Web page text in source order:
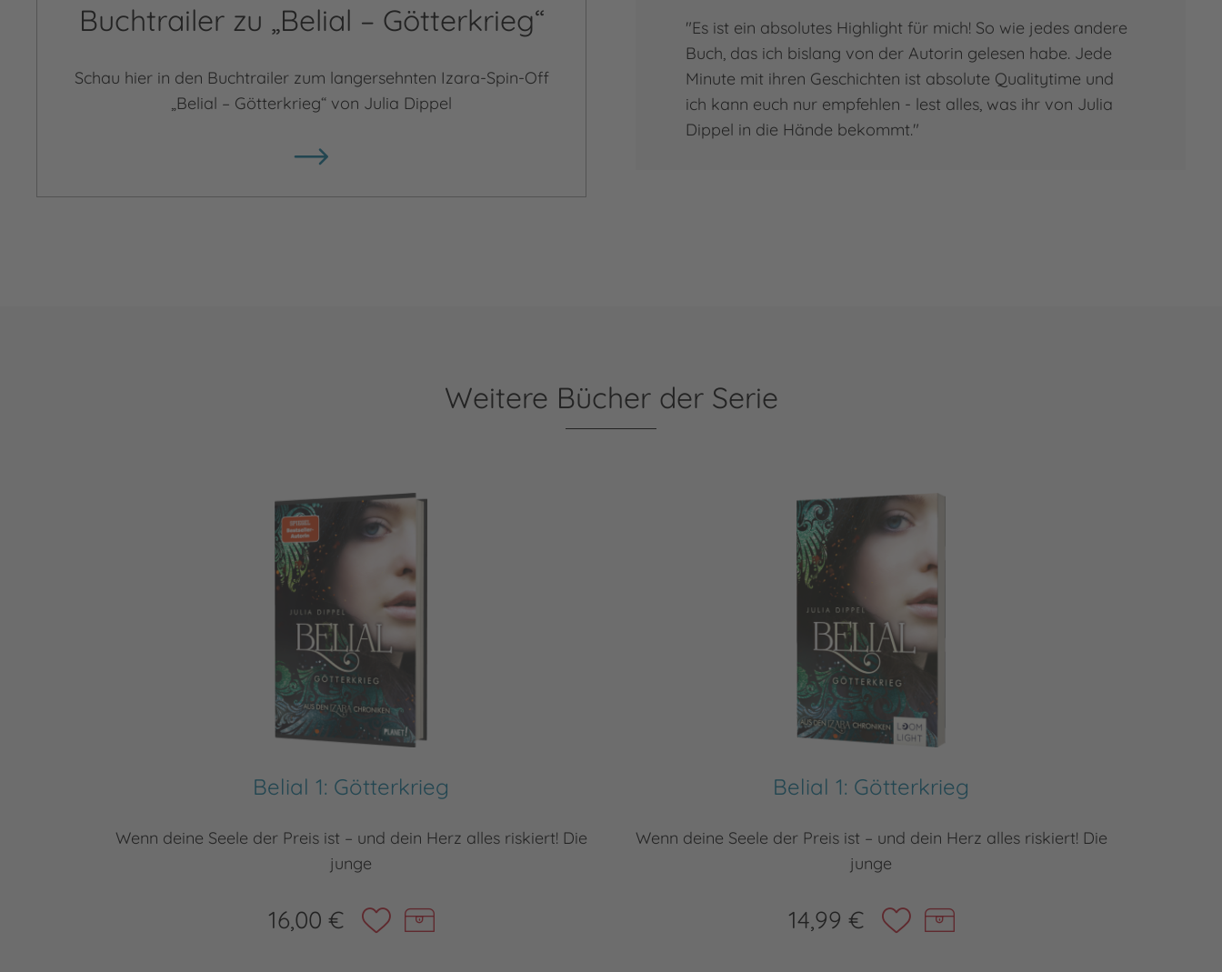
"Es ist ein absolutes Highlight für mich! So wie jedes andere
Buch, das ich bislang von der Autorin gelesen habe. Jede
Minute mit ihren Geschichten ist absolute Qualitytime und
ich kann euch nur empfehlen - lest alles, was ihr von Julia
Dippel in die Hände bekommt."
Buchtrailer zu „Belial – Götterkrieg“
Schau hier in den Buchtrailer zum langersehnten Izara-Spin-Off
„Belial – Götterkrieg“ von Julia Dippel
Weitere Bücher der Serie
Belial 1: Götterkrieg
Wenn deine Seele der Preis ist – und dein Herz alles riskiert! Die
junge
16,00 €
Belial 1: Götterkrieg
Wenn deine Seele der Preis ist – und dein Herz alles riskiert! Die
junge
14,99 €